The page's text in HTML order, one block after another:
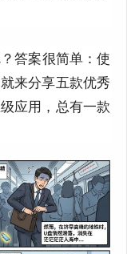
答案很简单：使
来分享五款优秀
应用，总有一款